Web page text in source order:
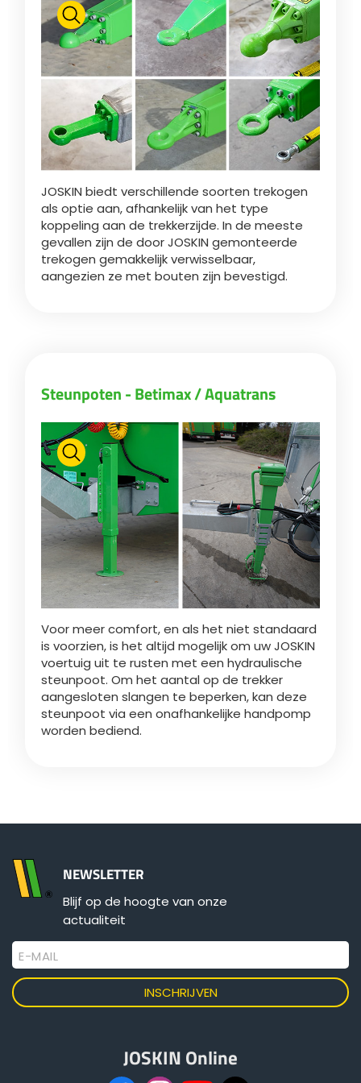
FAN SHOP
PARTS BOOK
JOBS
CONTACT
Polski
Brochure downladen
Italiano
Dansk
Română
Български
Eesti keel
Slovenija
Lietuvių kalba
Česká republika
Srpski
Yкраїнська мова
Svenska
中文
JOSKIN biedt verschillende soorten trekogen
als optie aan, afhankelijk van het type
koppeling aan de trekkerzijde. In de meeste
gevallen zijn de door JOSKIN gemonteerde
trekogen gemakkelijk verwisselbaar,
aangezien ze met bouten zijn bevestigd.
Steunpoten - Betimax / Aquatrans
Voor meer comfort, en als het niet standaard
is voorzien, is het altijd mogelijk om uw JOSKIN
voertuig uit te rusten met een hydraulische
steunpoot. Om het aantal op de trekker
aangesloten slangen te beperken, kan deze
steunpoot via een onafhankelijke handpomp
worden bediend.
NEWSLETTER
Blijf op de hoogte van onze
actualiteit
E-MAIL
JOSKIN Online